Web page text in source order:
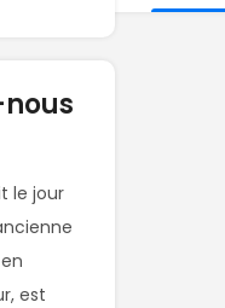
le jour
est